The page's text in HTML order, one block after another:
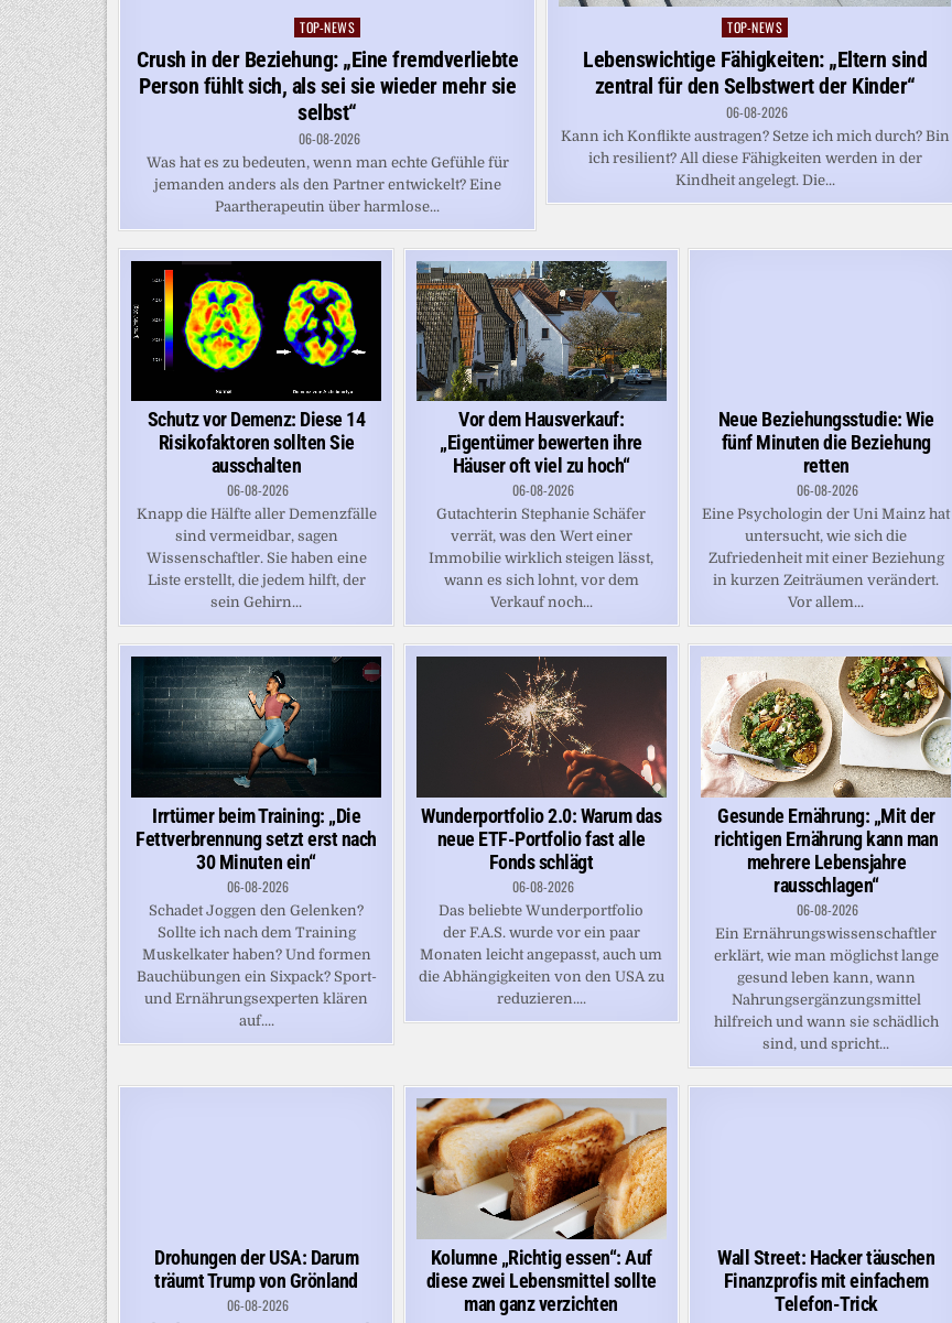
Posted
in
TOP-NEWS
Crush in der Beziehung: „Eine fremdverliebte
Person fühlt sich, als sei sie wieder mehr sie
selbst“
06-08-2026
Was hat es zu bedeuten, wenn man echte Gefühle für
jemanden anders als den Partner entwickelt? Eine
Paartherapeutin über harmlose...
Posted
in
TOP-NEWS
Lebenswichtige Fähigkeiten: „Eltern sind
zentral für den Selbstwert der Kinder“
06-08-2026
Kann ich Konflikte austragen? Setze ich mich durch? Bin
ich resilient? All diese Fähigkeiten werden in der
Kindheit angelegt. Die...
Schutz vor Demenz: Diese 14
Risikofaktoren sollten Sie
ausschalten
06-08-2026
Knapp die Hälfte aller Demenzfälle
sind vermeidbar, sagen
Wissenschaftler. Sie haben eine
Liste erstellt, die jedem hilft, der
sein Gehirn...
Vor dem Hausverkauf:
„Eigentümer bewerten ihre
Häuser oft viel zu hoch“
06-08-2026
Gutachterin Stephanie Schäfer
verrät, was den Wert einer
Immobilie wirklich steigen lässt,
wann es sich lohnt, vor dem
Verkauf noch...
Neue Beziehungsstudie: Wie
fünf Minuten die Beziehung
retten
06-08-2026
Eine Psychologin der Uni Mainz hat
untersucht, wie sich die
Zufriedenheit mit einer Beziehung
in kurzen Zeiträumen verändert.
Vor allem...
Irrtümer beim Training: „Die
Fettverbrennung setzt erst nach
30 Minuten ein“
06-08-2026
Schadet Joggen den Gelenken?
Sollte ich nach dem Training
Muskelkater haben? Und formen
Bauchübungen ein Sixpack? Sport-
und Ernährungsexperten klären
auf....
Wunderportfolio 2.0: Warum das
neue ETF-Portfolio fast alle
Fonds schlägt
06-08-2026
Das beliebte Wunderportfolio
der F.A.S. wurde vor ein paar
Monaten leicht angepasst, auch um
die Abhängigkeiten von den USA zu
reduzieren....
Gesunde Ernährung: „Mit der
richtigen Ernährung kann man
mehrere Lebensjahre
rausschlagen“
06-08-2026
Ein Ernährungswissenschaftler
erklärt, wie man möglichst lange
gesund leben kann, wann
Nahrungsergänzungsmittel
hilfreich und wann sie schädlich
sind, und spricht...
Drohungen der USA: Darum
träumt Trump von Grönland
06-08-2026
Kolumne „Richtig essen“: Auf
diese zwei Lebensmittel sollte
man ganz verzichten
Wall Street: Hacker täuschen
Finanzprofis mit einfachem
Telefon-Trick